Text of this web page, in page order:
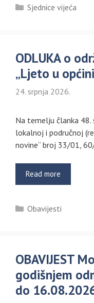
Kategorije
Sjednice vijeća
ODLUKA o
„Ljeto u
24. srpnja 2026.
Na temelju članka 48.
lokalnoj i područnoj
novine“ broj 33/01,
Read more
Kategorije
Obavijesti
OBAVIJEST
godišnjem
do